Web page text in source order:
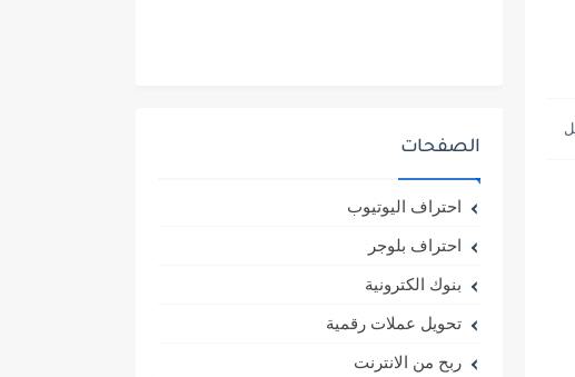
الصفحات
احتراف اليوتيوب
احتراف بلوجر
بنوك الكترونية
تحويل عملات رقمية
ربح من الانترنت